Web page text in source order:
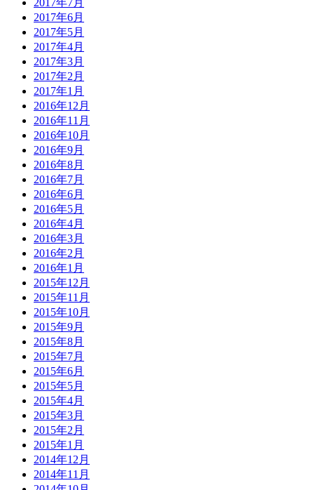
2017年6月
2017年5月
2017年4月
2017年3月
2017年2月
2017年1月
2016年12月
2016年11月
2016年10月
2016年9月
2016年8月
2016年7月
2016年6月
2016年5月
2016年4月
2016年3月
2016年2月
2016年1月
2015年12月
2015年11月
2015年10月
2015年9月
2015年8月
2015年7月
2015年6月
2015年5月
2015年4月
2015年3月
2015年2月
2015年1月
2014年12月
2014年11月